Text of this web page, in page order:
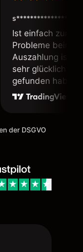
s****************
Ist einfach zum
Probleme beim
Auszahlung ist
sehr glücklich
gefunden habe.
weiter meine
der DSGVO